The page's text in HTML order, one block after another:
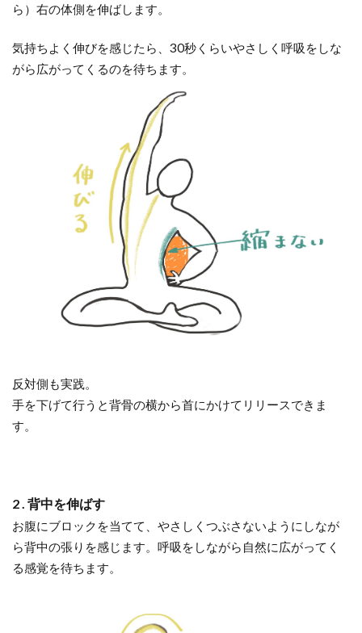
ら）右の体側を伸ばします。
気持ちよく伸びを感じたら、30秒くらいやさしく呼吸をしな
がら広がってくるのを待ちます。
反対側も実践。
手を下げて行うと背骨の横から首にかけてリリースできま
す。
2 . 背中を伸ばす
お腹にブロックを当てて、やさしくつぶさないようにしなが
ら背中の張りを感じます。呼吸をしながら自然に広がってく
る感覚を待ちます。